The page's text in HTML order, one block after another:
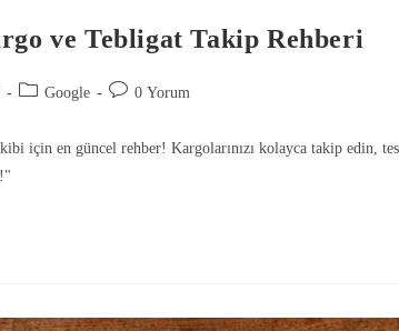
ve Tebligat Takip Rehberi
Google 0 Yorum
için en güncel rehber! Kargolarınızı kolayca takip edin,